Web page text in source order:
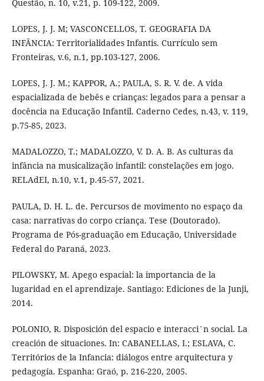
Questão, n. 10, v.21, p. 109-122, 2009.
LOPES, J. J. M; VASCONCELLOS, T. GEOGRAFIA DA
INFÂNCIA: Territorialidades Infantis. Currículo sem
Fronteiras, v.6, n.1, pp.103-127, 2006.
LOPES, J. J. M.; KAPPOR, A.; PAULA, S. R. V. de. A vida
espacializada de bebês e crianças: legados para a pensar a
docência na Educação Infantil. Caderno Cedes, n.43, v. 119,
p.75-85, 2023.
MADALOZZO, T.; MADALOZZO, V. D. A. B. As culturas da
infância na musicalização infantil: constelações em jogo.
RELAdEI, n.10, v.1, p.45-57, 2021.
PAULA, D. H. L. de. Percursos de movimento no espaço da
casa: narrativas do corpo criança. Tese (Doutorado).
Programa de Pós-graduação em Educação, Universidade
Federal do Paraná, 2023.
PILOWSKY, M. Apego espacial: la importancia de la
lugaridad en el aprendizaje. Santiago: Ediciones de la Junji,
2014.
POLONIO, R. Disposición del espacio e interacci´n social. La
creación de situaciones. In: CABANELLAS, I.; ESLAVA, C.
Territórios de la Infancia: diálogos entre arquitectura y
pedagogía. Espanha: Graó, p. 216-220, 2005.